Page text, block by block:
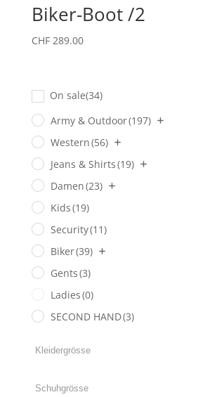
Biker-Boot /2
CHF289.00
On sale(34)
Army & Outdoor(197)
Western(56)
Jeans & Shirts(19)
Damen(23)
Kids(19)
Security(11)
Biker(39)
Gents(3)
Ladies(0)
SECOND HAND(3)